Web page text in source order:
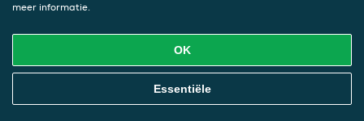
meer informatie.
OK
Essentiële